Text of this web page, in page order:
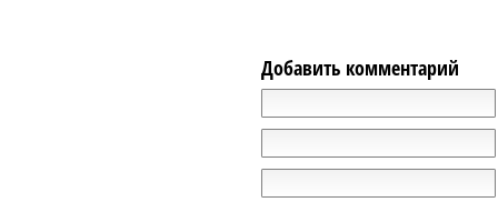
Добавить комментарий